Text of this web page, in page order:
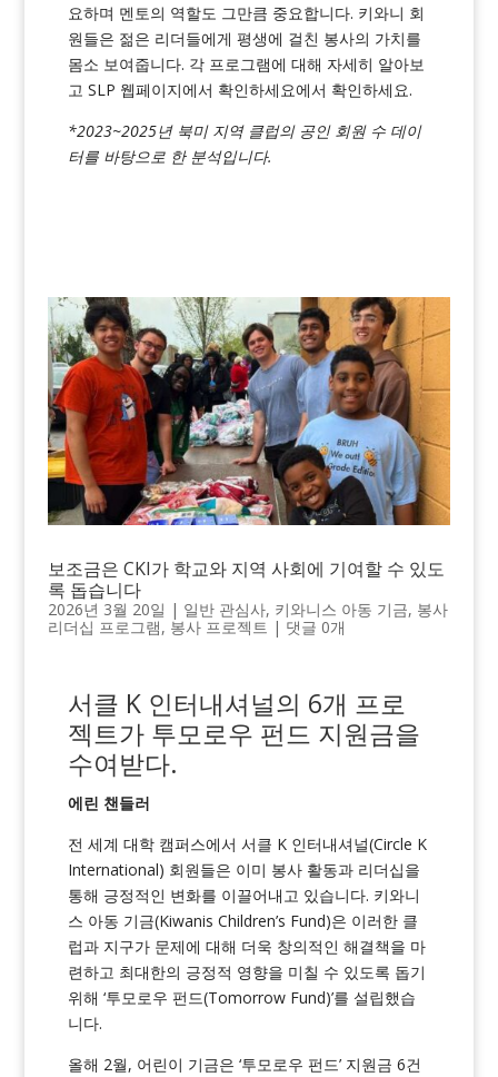
요하며 멘토의 역할도 그만큼 중요합니다. 키와니 회
원들은 젊은 리더들에게 평생에 걸친 봉사의 가치를
몸소 보여줍니다. 각 프로그램에 대해 자세히 알아보
고 SLP 웹페이지에서 확인하세요에서 확인하세요.
*2023~2025년 북미 지역 클럽의 공인 회원 수 데이
터를 바탕으로 한 분석입니다.
보조금은 CKI가 학교와 지역 사회에 기여할 수 있도
록 돕습니다
2026년 3월 20일 | 일반 관심사, 키와니스 아동 기금, 봉사
리더십 프로그램, 봉사 프로젝트 | 댓글 0개
서클 K 인터내셔널의 6개 프로
젝트가 투모로우 펀드 지원금을
수여받다.
에린 챈들러
전 세계 대학 캠퍼스에서 서클 K 인터내셔널(Circle K
International) 회원들은 이미 봉사 활동과 리더십을
통해 긍정적인 변화를 이끌어내고 있습니다. 키와니
스 아동 기금(Kiwanis Children’s Fund)은 이러한 클
럽과 지구가 문제에 대해 더욱 창의적인 해결책을 마
련하고 최대한의 긍정적 영향을 미칠 수 있도록 돕기
위해 ‘투모로우 펀드(Tomorrow Fund)’를 설립했습
니다.
올해 2월, 어린이 기금은 ‘투모로우 펀드’ 지원금 6건